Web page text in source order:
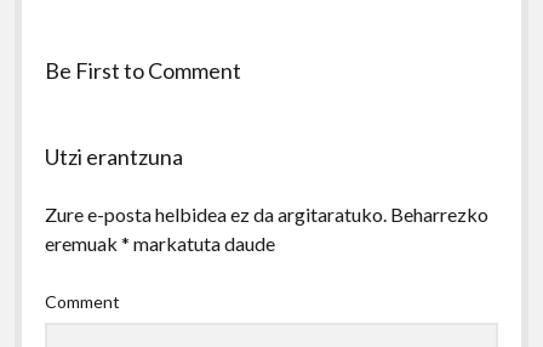
Be First to Comment
Utzi erantzuna
Zure e-posta helbidea ez da argitaratuko. Beharrezko
eremuak * markatuta daude
Comment